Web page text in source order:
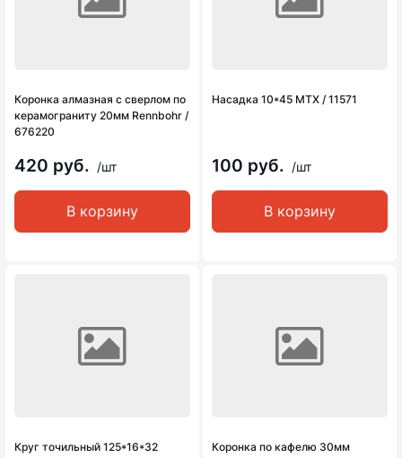
Коронка алмазная с сверлом по
керамограниту 20мм Rennbohr /
676220
420 руб. /шт
В корзину
Насадка 10*45 MTX / 11571
100 руб. /шт
В корзину
Круг точильный 125*16*32 Коронка по кафелю 30мм